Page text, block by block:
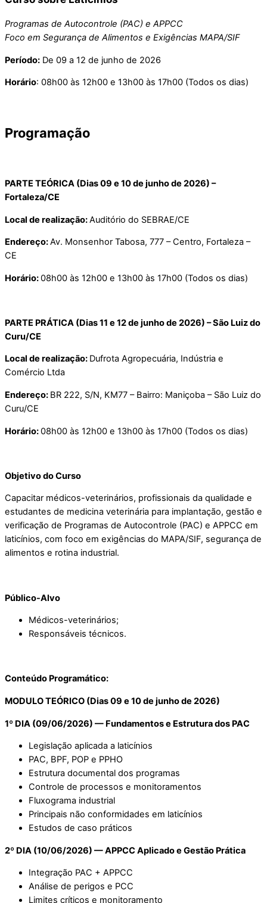
Programas de Autocontrole (PAC) e APPCC
Foco em Segurança de Alimentos e Exigências MAPA/SIF
Período: De 09 a 12 de junho de 2026
Horário: 08h00 às 12h00 e 13h00 às 17h00 (Todos os dias)
Programação
PARTE TEÓRICA (Dias 09 e 10 de junho de 2026) –
Fortaleza/CE
Local de realização:Auditório do SEBRAE/CE
Endereço:Av. Monsenhor Tabosa, 777 – Centro, Fortaleza –
CE
Horário:08h00 às 12h00 e 13h00 às 17h00 (Todos os dias)
PARTE PRÁTICA (Dias 11 e 12 de junho de 2026) –São Luiz do
Curu/CE
Local de realização: Dufrota Agropecuária, Indústria e
Comércio Ltda
Endereço: BR 222, S/N, KM77 – Bairro: Maniçoba – São Luiz do
Curu/CE
Horário:08h00 às 12h00 e 13h00 às 17h00 (Todos os dias)
Objetivo do Curso
Capacitar médicos-veterinários, profissionais da qualidade e
estudantes de medicina veterinária para implantação, gestão e
verificação de Programas de Autocontrole (PAC) e APPCC em
laticínios, com foco em exigências do MAPA/SIF, segurança de
alimentos e rotina industrial.
Público-Alvo
Médicos-veterinários;
Responsáveis técnicos.
Conteúdo Programático:
MODULO TEÓRICO (Dias 09 e 10 de junho de 2026)
1º DIA (09/06/2026) — Fundamentos e Estrutura dos PAC
Legislação aplicada a laticínios
PAC, BPF, POP e PPHO
Estrutura documental dos programas
Controle de processos e monitoramentos
Fluxograma industrial
Principais não conformidades em laticínios
Estudos de caso práticos
2º DIA (10/06/2026) — APPCC Aplicado e Gestão Prática
Integração PAC + APPCC
Análise de perigos e PCC
Limites críticos e monitoramento